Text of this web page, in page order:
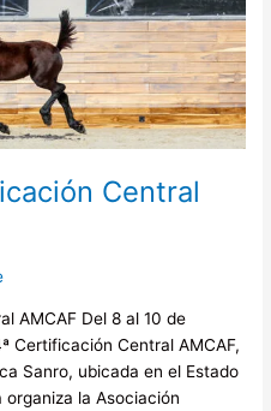
Central
AMCAF Del 8 al 10 de
Certificación Central AMCAF,
Sanro, ubicada en el Estado
la Asociación